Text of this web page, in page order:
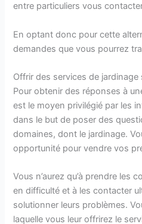
entre particuliers vous
En optant donc pour cette
demandes que vous pourrez
Offrir des services de jardinage
Pour obtenir des réponses à
est le moyen privilégié par les
dans le but de poser des
domaines, dont le jardinage.
opportunité pour vendre vos
Vous n’aurez qu’à prendre les
en difficulté et à les contacter
solutionner leurs problèmes.
laquelle vous leur offrirez le